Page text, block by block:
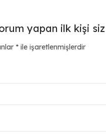
yapan ilk kişi
* ile işaretlenmişlerdir